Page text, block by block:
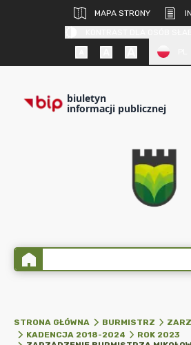
MAPA STRONY
biuletyn
informacji publicznej
STRONA GŁÓWNA BURMISTRZ
KADENCJA 2018-2024
ROK 2023